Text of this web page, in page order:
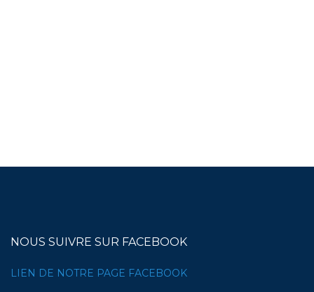
NOUS SUIVRE SUR FACEBOOK
LIEN DE NOTRE PAGE FACEBOOK